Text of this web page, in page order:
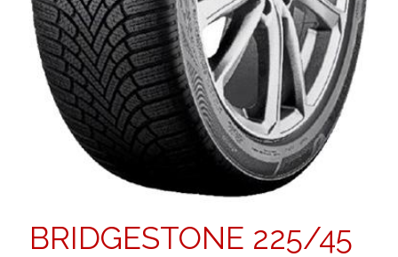
BRIDGESTONE 225/45